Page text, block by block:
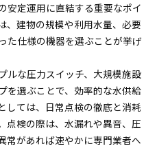
安定運用に直結する重要なポイ
、建物の規模や利用水量、必要
た仕様の機器を選ぶことが挙げ
ルな圧力スイッチ、大規模施設
を選ぶことで、効率的な水供給
しては、日常点検の徹底と消耗
点検の際は、水漏れや異音、圧
常があれば速やかに専門業者へ